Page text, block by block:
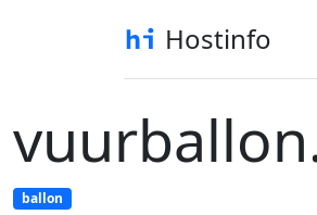
Hostinfo
ballon